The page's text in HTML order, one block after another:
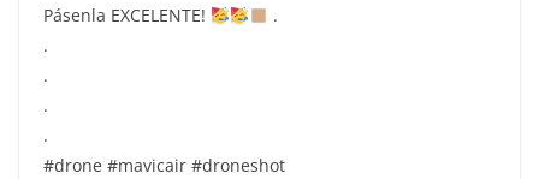
Pásenla EXCELENTE!
.
.
.
.
.
#drone #mavicair #droneshot